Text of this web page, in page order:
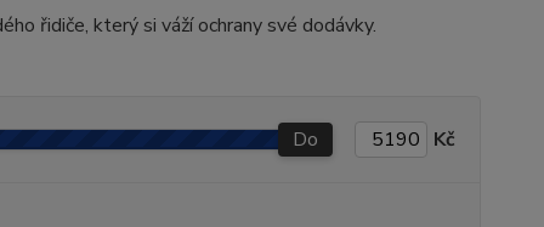
řidiče, který si váží ochrany své dodávky.
Do Kč